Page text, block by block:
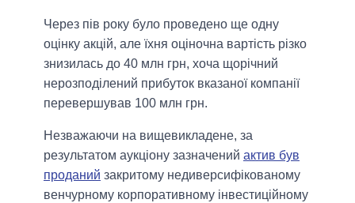
Через пів року було проведено ще одну
оцінку акцій, але їхня оціночна вартість різко
знизилась до 40 млн грн, хоча щорічний
нерозподілений прибуток вказаної компанії
перевершував 100 млн грн.
Незважаючи на вищевикладене, за
результатом аукціону зазначений актив був
проданий закритому недиверсифікованому
венчурному корпоративному інвестиційному